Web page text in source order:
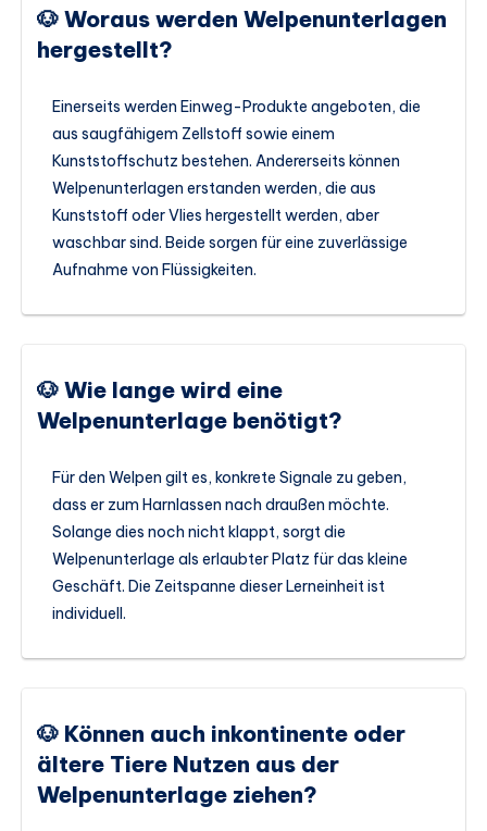
🐶 Woraus werden Welpenunterlagen
hergestellt?
Einerseits werden Einweg-Produkte angeboten, die
aus saugfähigem Zellstoff sowie einem
Kunststoffschutz bestehen. Andererseits können
Welpenunterlagen erstanden werden, die aus
Kunststoff oder Vlies hergestellt werden, aber
waschbar sind. Beide sorgen für eine zuverlässige
Aufnahme von Flüssigkeiten.
🐶 Wie lange wird eine
Welpenunterlage benötigt?
Für den Welpen gilt es, konkrete Signale zu geben,
dass er zum Harnlassen nach draußen möchte.
Solange dies noch nicht klappt, sorgt die
Welpenunterlage als erlaubter Platz für das kleine
Geschäft. Die Zeitspanne dieser Lerneinheit ist
individuell.
🐶 Können auch inkontinente oder
ältere Tiere Nutzen aus der
Welpenunterlage ziehen?